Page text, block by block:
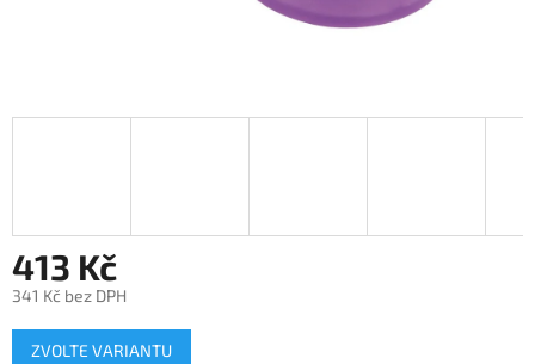
413 Kč
341 Kč bez DPH
Měrná
cena:
ZVOLTE VARIANTU